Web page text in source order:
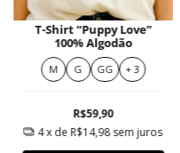
T-Shirt “Puppy Love”
100% Algodão
M G GG + 3
R$59,90
4x de R$14,98 sem juros